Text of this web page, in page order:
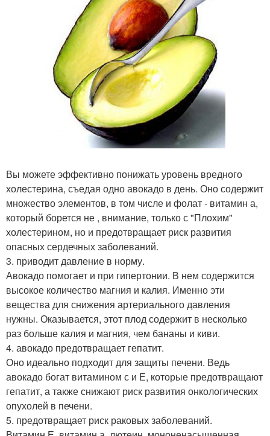
Вы можете эффективно понижать уровень вредного
холестерина, съедая одно авокадо в день. Оно содержит
множество элементов, в том числе и фолат - витамин а,
который борется не , внимание, только с "Плохим"
холестерином, но и предотвращает риск развития
опасных сердечных заболеваний.
3. приводит давление в норму.
Авокадо помогает и при гипертонии. В нем содержится
высокое количество магния и калия. Именно эти
вещества для снижения артериального давления
нужны. Оказывается, этот плод содержит в несколько
раз больше калия и магния, чем бананы и киви.
4. авокадо предотвращает гепатит.
Оно идеально подходит для защиты печени. Ведь
авокадо богат витамином с и Е, которые предотвращают
гепатит, а также снижают риск развития онкологических
опухолей в печени.
5. предотвращает риск раковых заболеваний.